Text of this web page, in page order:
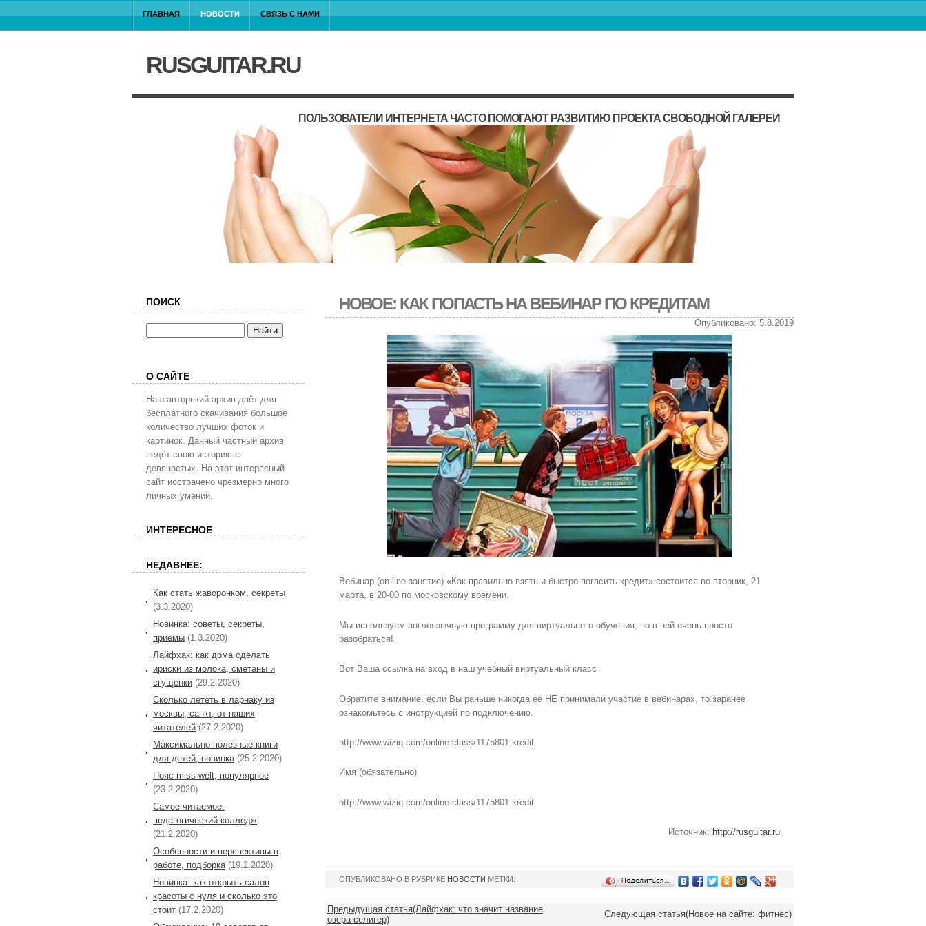
ГЛАВНАЯ НОВОСТИ СВЯЗЬ С НАМИ
RUSGUITAR.RU
ПОЛЬЗОВАТЕЛИ ИНТЕРНЕТА ЧАСТО ПОМОГАЮТ РАЗВИТИЮ ПРОЕКТА СВОБОДНОЙ ГАЛЕРЕИ
НОВОЕ: КАК ПОПАСТЬ НА ВЕБИНАР ПО КРЕДИТАМ
Опубликовано: 5.8.2019
Вебинар (on-line занятие) «Как правильно взять и быстро погасить кредит» состоится во вторник, 21
марта, в 20-00 по московскому времени.
Мы используем англоязычную программу для виртуального обучения, но в ней очень просто
разобраться!
Вот Ваша ссылка на вход в наш учебный виртуальный класс
Обратите внимание, если Вы раньше никогда ее НЕ принимали участие в вебинарах, то заранее
ознакомьтесь с инструкцией по подключению.
http://www.wiziq.com/online-class/1175801-kredit
Имя (обязательно)
http://www.wiziq.com/online-class/1175801-kredit
Источник: http://rusguitar.ru
ОПУБЛИКОВАНО В РУБРИКЕ НОВОСТИ МЕТКИ:
Предыдущая статья(Лайфхак: что значит название
озера селигер)
Следующая статья(Новое на сайте: фитнес)
ПОИСК
О САЙТЕ
Наш авторский архив даёт для
бесплатного скачивания большое
количество лучших фоток и
картинок. Данный частный архив
ведёт свою историю с
девяностых. На этот интересный
сайт исстрачено чрезмерно много
личных умений.
ИНТЕРЕСНОЕ
НЕДАВНЕЕ:
Как стать жаворонком, секреты
(3.3.2020)
Новинка: советы, секреты,
приемы (1.3.2020)
Лайфхак: как дома сделать
ириски из молока, сметаны и
сгущенки (29.2.2020)
Сколько лететь в ларнаку из
москвы, санкт, от наших
читателей (27.2.2020)
Максимально полезные книги
для детей, новинка (25.2.2020)
Пояс miss welt, популярное
(23.2.2020)
Самое читаемое:
педагогический колледж
(21.2.2020)
Особенности и перспективы в
работе, подборка (19.2.2020)
Новинка: как открыть салон
красоты с нуля и сколько это
стоит (17.2.2020)